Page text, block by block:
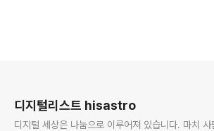
디지털리스트 hisastro
디지털 세상은 나눔으로 이루어져 있습니다. 마치